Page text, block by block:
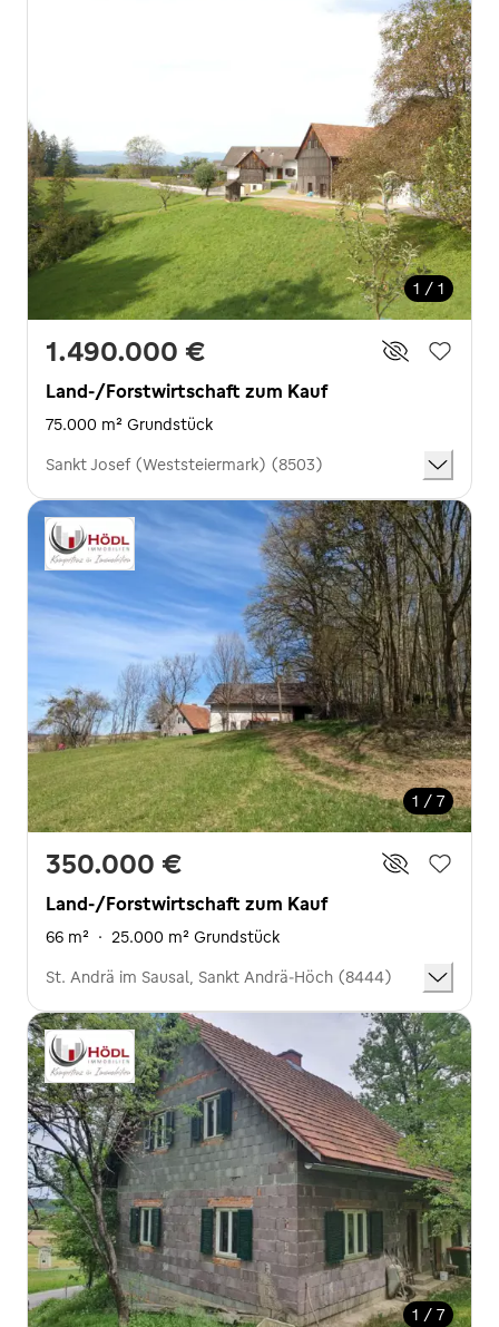
1 / 1
1.490.000 €
Land-/Forstwirtschaft zum Kauf
75.000 m² Grundstück
Sankt Josef (Weststeiermark) (8503)
1 / 7
350.000 €
Land-/Forstwirtschaft zum Kauf
66 m² · 25.000 m² Grundstück
St. Andrä im Sausal, Sankt Andrä-Höch (8444)
1 / 7